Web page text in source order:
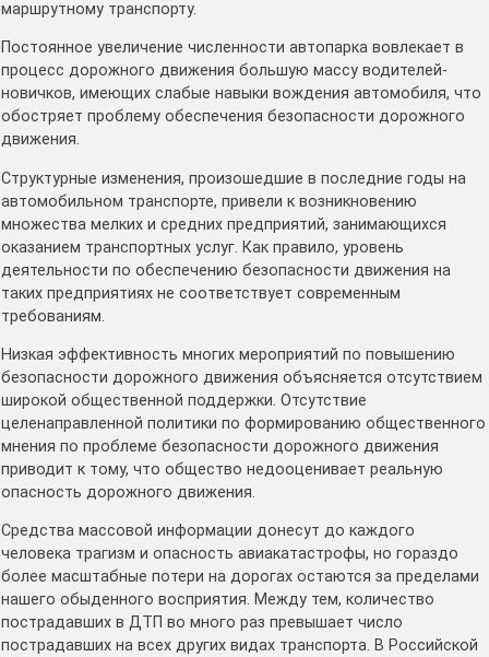
маршрутному транспорту.
Постоянное увеличение численности автопарка вовлекает в
процесс дорожного движения большую массу водителей-
новичков, имеющих слабые навыки вождения автомобиля, что
обостряет проблему обеспечения безопасности дорожного
движения.
Структурные изменения, произошедшие в последние годы на
автомобильном транспорте, привели к возникновению
множества мелких и средних предприятий, занимающихся
оказанием транспортных услуг. Как правило, уровень
деятельности по обеспечению безопасности движения на
таких предприятиях не соответствует современным
требованиям.
Низкая эффективность многих мероприятий по повышению
безопасности дорожного движения объясняется отсутствием
широкой общественной поддержки. Отсутствие
целенаправленной политики по формированию общественного
мнения по проблеме безопасности дорожного движения
приводит к тому, что общество недооценивает реальную
опасность дорожного движения.
Средства массовой информации донесут до каждого
человека трагизм и опасность авиакатастрофы, но гораздо
более масштабные потери на дорогах остаются за пределами
нашего обыденного восприятия. Между тем, количество
пострадавших в ДТП во много раз превышает число
пострадавших на всех других видах транспорта. В Российской